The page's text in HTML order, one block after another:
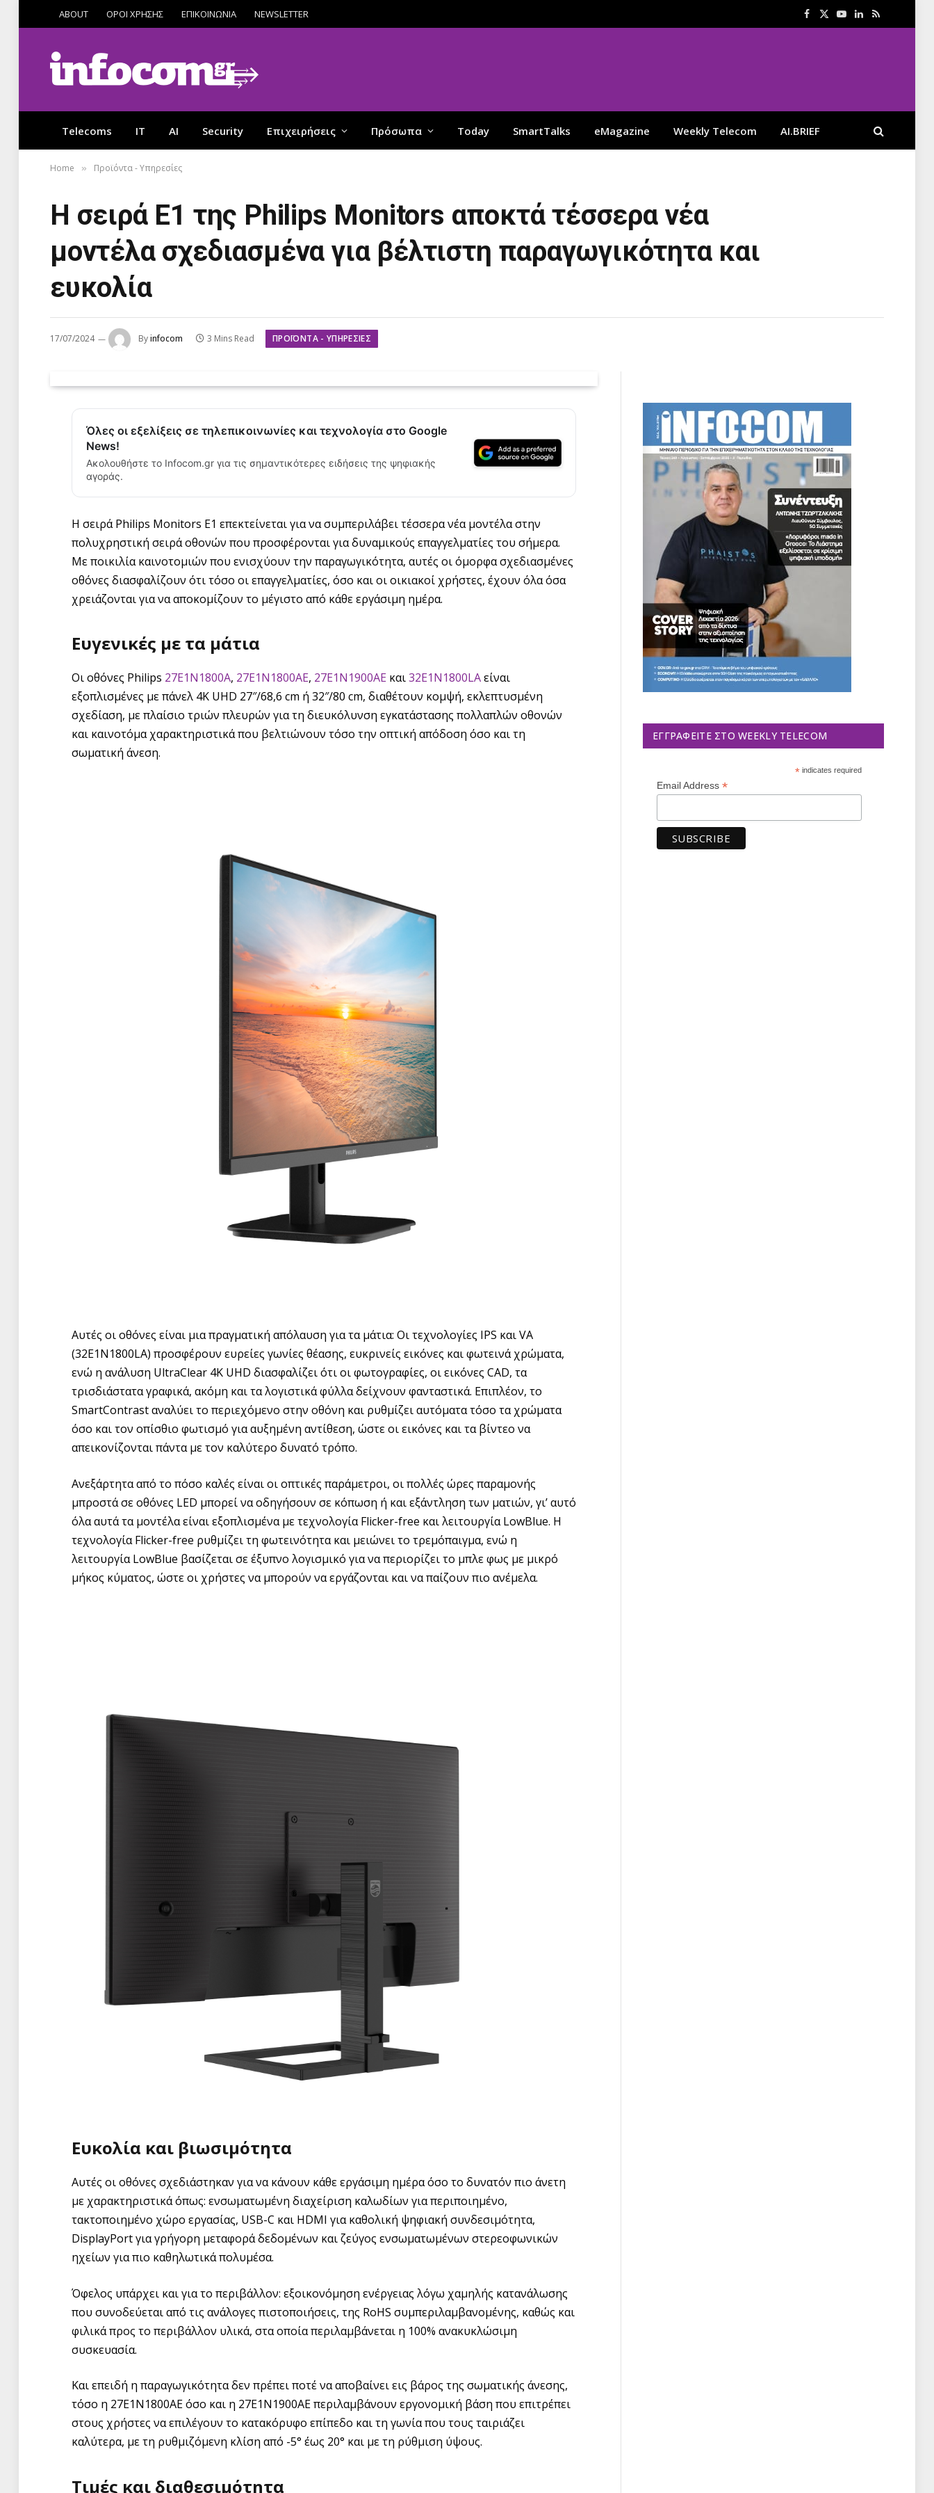
ABOUT ΟΡΟΙ ΧΡΗΣΗΣ ΕΠΙΚΟΙΝΩΝΙΑ NEWSLETTER Facebook
X
YouTube
LinkedIn
RSS
Telecoms IT AI Security Επιχειρήσεις Πρόσωπα Today SmartTalks eMagazine Weekly Telecom AI.BRIEF
Home » Προϊόντα - Υπηρεσίες
Η σειρά E1 της Philips Monitors αποκτά τέσσερα νέα
μοντέλα σχεδιασμένα για βέλτιστη παραγωγικότητα και
ευκολία
17/07/2024 Byinfocom 3 Mins Read ΠΡΟΪΌΝΤΑ - ΥΠΗΡΕΣΊΕΣ
Όλες οι εξελίξεις σε τηλεπικοινωνίες και τεχνολογία στο Google
News!
Ακολουθήστε το Infocom.gr για τις σημαντικότερες ειδήσεις της ψηφιακής
αγοράς.
Η σειρά Philips Monitors E1 επεκτείνεται για να συμπεριλάβει τέσσερα νέα μοντέλα στην
πολυχρηστική σειρά οθονών που προσφέρονται για δυναμικούς επαγγελματίες του σήμερα.
Με ποικιλία καινοτομιών που ενισχύουν την παραγωγικότητα, αυτές οι όμορφα σχεδιασμένες
οθόνες διασφαλίζουν ότι τόσο οι επαγγελματίες, όσο και οι οικιακοί χρήστες, έχουν όλα όσα
χρειάζονται για να αποκομίζουν το μέγιστο από κάθε εργάσιμη ημέρα.
Ευγενικές με τα μάτια
Οι οθόνες Philips 27E1N1800A, 27E1N1800AE, 27E1N1900AE και32E1N1800LAείναι
εξοπλισμένες με πάνελ 4K UHD 27″/68,6 cm ή 32″/80 cm, διαθέτουν κομψή, εκλεπτυσμένη
σχεδίαση, με πλαίσιο τριών πλευρών για τη διευκόλυνση εγκατάστασης πολλαπλών οθονών
και καινοτόμα χαρακτηριστικά που βελτιώνουν τόσο την οπτική απόδοση όσο και τη
σωματική άνεση.
Αυτές οι οθόνες είναι μια πραγματική απόλαυση για τα μάτια: Οι τεχνολογίες IPS και VA
(32E1N1800LA) προσφέρουν ευρείες γωνίες θέασης, ευκρινείς εικόνες και φωτεινά χρώματα,
ενώ η ανάλυση UltraClear 4K UHD διασφαλίζει ότι οι φωτογραφίες, οι εικόνες CAD, τα
τρισδιάστατα γραφικά, ακόμη και τα λογιστικά φύλλα δείχνουν φανταστικά. Επιπλέον, το
SmartContrast αναλύει το περιεχόμενο στην οθόνη και ρυθμίζει αυτόματα τόσο τα χρώματα
όσο και τον οπίσθιο φωτισμό για αυξημένη αντίθεση, ώστε οι εικόνες και τα βίντεο να
απεικονίζονται πάντα με τον καλύτερο δυνατό τρόπο.
Ανεξάρτητα από το πόσο καλές είναι οι οπτικές παράμετροι, οι πολλές ώρες παραμονής
μπροστά σε οθόνες LED μπορεί να οδηγήσουν σε κόπωση ή και εξάντληση των ματιών, γι’ αυτό
όλα αυτά τα μοντέλα είναι εξοπλισμένα με τεχνολογία Flicker-free και λειτουργία LowBlue. Η
τεχνολογία Flicker-free ρυθμίζει τη φωτεινότητα και μειώνει το τρεμόπαιγμα, ενώ η
λειτουργία LowBlue βασίζεται σε έξυπνο λογισμικό για να περιορίζει το μπλε φως με μικρό
μήκος κύματος, ώστε οι χρήστες να μπορούν να εργάζονται και να παίζουν πιο ανέμελα.
Ευκολία και βιωσιμότητα
Αυτές οι οθόνες σχεδιάστηκαν για να κάνουν κάθε εργάσιμη ημέρα όσο το δυνατόν πιο άνετη
με χαρακτηριστικά όπως: ενσωματωμένη διαχείριση καλωδίων για περιποιημένο,
τακτοποιημένο χώρο εργασίας, USB-C και HDMI για καθολική ψηφιακή συνδεσιμότητα,
DisplayPort για γρήγορη μεταφορά δεδομένων και ζεύγος ενσωματωμένων στερεοφωνικών
ηχείων για πιο καθηλωτικά πολυμέσα.
Όφελος υπάρχει και για το περιβάλλον: εξοικονόμηση ενέργειας λόγω χαμηλής κατανάλωσης
που συνοδεύεται από τις ανάλογες πιστοποιήσεις, της RoHS συμπεριλαμβανομένης, καθώς και
φιλικά προς το περιβάλλον υλικά, στα οποία περιλαμβάνεται η 100% ανακυκλώσιμη
συσκευασία.
Και επειδή η παραγωγικότητα δεν πρέπει ποτέ να αποβαίνει εις βάρος της σωματικής άνεσης,
τόσο η 27E1N1800AE όσο και η 27E1N1900AE περιλαμβάνουν εργονομική βάση που επιτρέπει
στους χρήστες να επιλέγουν το κατακόρυφο επίπεδο και τη γωνία που τους ταιριάζει
καλύτερα, με τη ρυθμιζόμενη κλίση από -5° έως 20° και με τη ρύθμιση ύψους.
Τιμές και διαθεσιμότητα
ΕΓΓΡΑΦΕΊΤΕ ΣΤΟ WEEKLY TELECOM
*indicates required
Email Address *